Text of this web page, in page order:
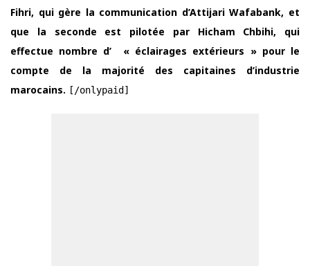
Fihri, qui gère la communication d’Attijari Wafabank, et
que la seconde est pilotée par Hicham Chbihi, qui
effectue nombre d’ « éclairages extérieurs » pour le
compte de la majorité des capitaines d’industrie
marocains. [/onlypaid]